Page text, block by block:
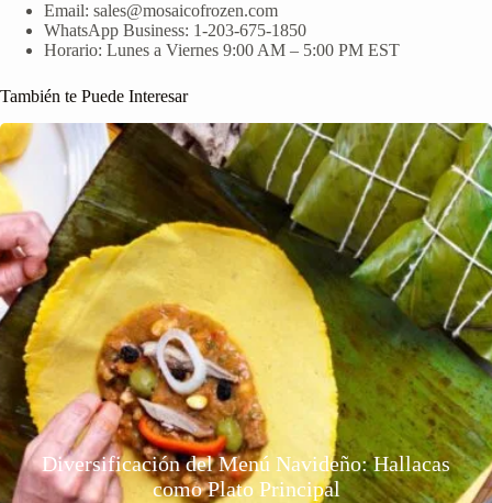
Email: sales@mosaicofrozen.com
WhatsApp Business: 1-203-675-1850
Horario: Lunes a Viernes 9:00 AM – 5:00 PM EST
También te Puede Interesar
Diversificación del Menú Navideño: Hallacas
como Plato Principal